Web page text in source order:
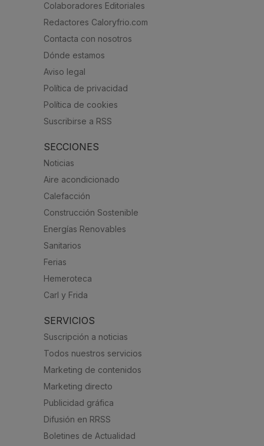
Colaboradores Editoriales
Redactores Caloryfrio.com
Contacta con nosotros
Dónde estamos
Aviso legal
Política de privacidad
Política de cookies
Suscribirse a RSS
SECCIONES
Noticias
Aire acondicionado
Calefacción
Construcción Sostenible
Energías Renovables
Sanitarios
Ferias
Hemeroteca
Carl y Frida
SERVICIOS
Suscripción a noticias
Todos nuestros servicios
Marketing de contenidos
Marketing directo
Publicidad gráfica
Difusión en RRSS
Boletines de Actualidad